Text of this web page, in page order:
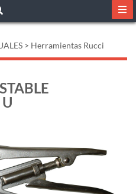
> Herramientas Rucci